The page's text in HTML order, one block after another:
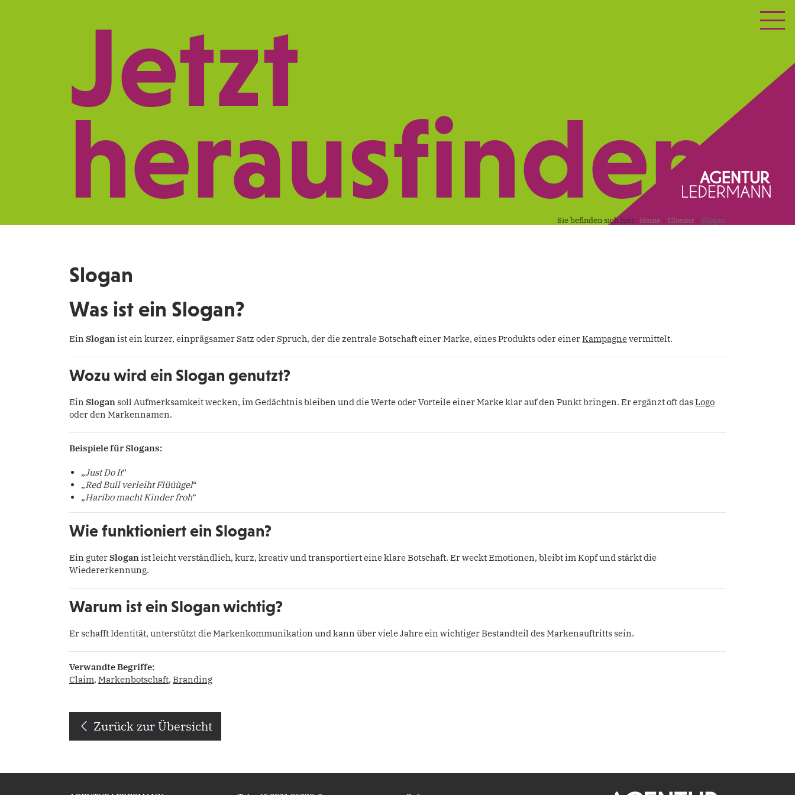
Jetzt
herausfinden.
Sie befinden sich hier: Home Glossar Slogan
Slogan
Was ist ein Slogan?
Ein Sloganist ein kurzer, einprägsamer Satz oder Spruch, der die zentrale Botschaft einer Marke, eines Produkts oder einerKampagnevermittelt.
Wozu wird ein Slogan genutzt?
Ein Slogan soll Aufmerksamkeit wecken, im Gedächtnis bleiben und die Werte oder Vorteile einer Marke klar auf den Punkt bringen. Er ergänzt oft dasLogo
oder den Markennamen.
Beispiele für Slogans:
„Just Do It“
„Red Bull verleiht Flüüügel“
„Haribo macht Kinder froh“
Wie funktioniert ein Slogan?
Ein guterSloganist leicht verständlich, kurz, kreativ und transportiert eine klare Botschaft. Er weckt Emotionen, bleibt im Kopf und stärkt die
Wiedererkennung.
Warum ist ein Slogan wichtig?
Er schafft Identität, unterstützt die Markenkommunikation und kann über viele Jahre ein wichtiger Bestandteil des Markenauftritts sein.
Verwandte Begriffe:
Claim, Markenbotschaft, Branding
Zurück zur Übersicht